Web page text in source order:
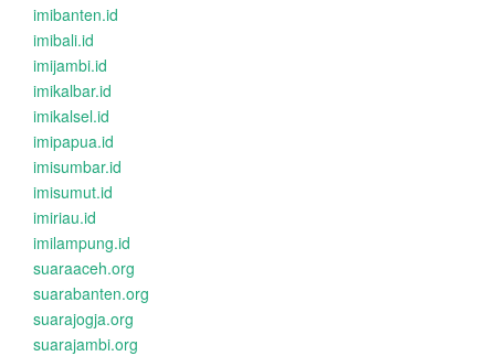
imibanten.id
imibali.id
imijambi.id
imikalbar.id
imikalsel.id
imipapua.id
imisumbar.id
imisumut.id
imiriau.id
imilampung.id
suaraaceh.org
suarabanten.org
suarajogja.org
suarajambi.org